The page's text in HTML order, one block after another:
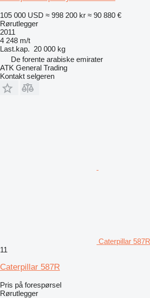
105 000 USD ≈ 998 200 kr ≈ 90 880 €
Rørutlegger
2011
4 248 m/t
Last.kap. 20 000 kg
De forente arabiske emirater
ATK General Trading
Kontakt selgeren
Caterpillar
11
Caterpillar 587R
Pris på forespørsel
Rørutlegger